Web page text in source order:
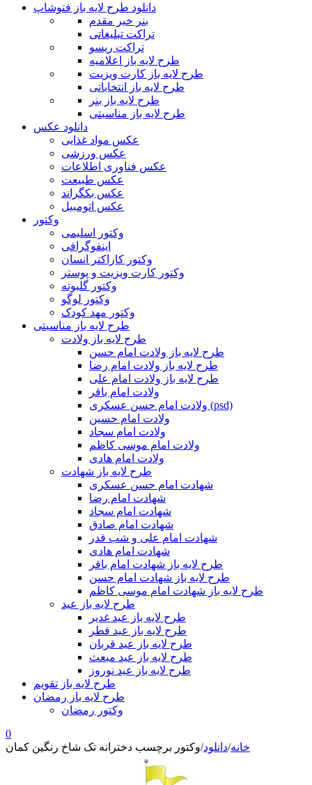
دانلود طرح لایه باز فتوشاپ
بنر خیر مقدم
تراکت تبلیغاتی
تراکت ریسو
طرح لایه باز اعلامیه
طرح لایه باز کارت ویزیت
طرح لایه باز انتخاباتی
طرح لایه باز بنر
طرح لایه باز مناسبتی
دانلود عکس
عکس مواد غذایی
عکس ورزشی
عکس فناوری اطلاعات
عکس طبیعت
عکس بکگراند
عکس اتومبیل
وکتور
وکتور اسلیمی
اینفوگرافی
وکتور کاراکتر انسان
وکتور کارت ویزیت و پوستر
وکتور گلبوته
وکتور لوگو
وکتور مهد کودک
طرح لایه باز مناسبتی
طرح لایه باز ولادت
طرح لایه باز ولادت امام حسن
طرح لایه باز ولادت امام رضا
طرح لایه باز ولادت امام علی
ولادت امام باقر
ولادت امام حسن عسکری (psd)
ولادت امام حسین
ولادت امام سجاد
ولادت امام موسی کاظم
ولادت امام هادی
طرح لایه باز شهادت
شهادت امام حسن عسکری
شهادت امام رضا
شهادت امام سجاد
شهادت امام صادق
شهادت امام علی و شب قدر
شهادت امام هادی
طرح لایه باز شهادت امام باقر
طرح لایه باز شهادت امام حسن
طرح لایه باز شهادت امام موسی کاظم
طرح لایه باز عید
طرح لایه باز عید غدیر
طرح لایه باز عید فطر
طرح لایه باز عید قربان
طرح لایه باز عید مبعث
طرح لایه باز عید نوروز
طرح لایه باز تقویم
طرح لایه باز رمضان
وکتور رمضان
0
خانه/دانلود/وکتور برچسب دخترانه تک شاخ رنگین کمان